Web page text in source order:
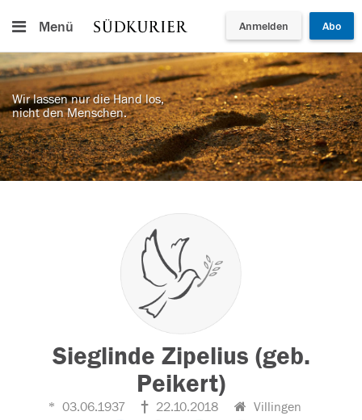
Menü Anmelden Abo
Wir lassen nur die Hand los,
nicht den Menschen.
Sieglinde Zipelius (geb.
Peikert)
03.06.1937 22.10.2018 Villingen